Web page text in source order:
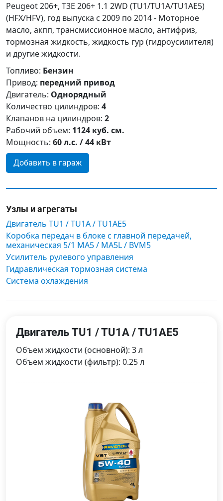
Peugeot 206+, T3E 206+ 1.1 2WD (TU1/TU1A/TU1AE5)
(HFX/HFV), год выпуска с 2009 по 2014 - Моторное
масло, акпп, трансмиссионное масло, антифриз,
тормозная жидкость, жидкость гур (гидроусилителя)
и другие жидкости.
Топливо: Бензин
Привод: передний привод
Двигатель: Однорядный
Количество цилиндров: 4
Клапанов на цилиндров: 2
Рабочий объем: 1124 куб. см.
Мощность: 60 л.с. / 44 кВт
Добавить в гараж
Узлы и агрегаты
Двигатель TU1 / TU1A / TU1AE5
Коробка передач в блоке с главной передачей,
механическая 5/1 MA5 / MA5L / BVM5
Усилитель рулевого управления
Гидравлическая тормозная система
Система охлаждения
Двигатель TU1 / TU1A / TU1AE5
Объем жидкости (основной): 3 л
Объем жидкости (фильтр): 0.25 л